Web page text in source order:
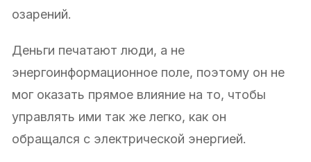
озарений.
Деньги печатают люди, а не
энергоинформационное поле, поэтому он не
мог оказать прямое влияние на то, чтобы
управлять ими так же легко, как он
обращался с электрической энергией.